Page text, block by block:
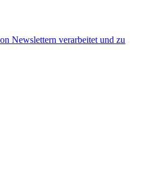
Newslettern verarbeitet und zu